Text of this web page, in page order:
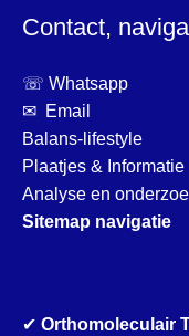
Contact,
☏ Whatsapp
✉ Email
Balans-lifestyle
Plaatjes & Informatie
Analyse en
Sitemap navigatie
✔ Orthomoleculair